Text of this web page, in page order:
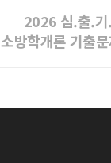
2026 심.출.
소방학개론 기출